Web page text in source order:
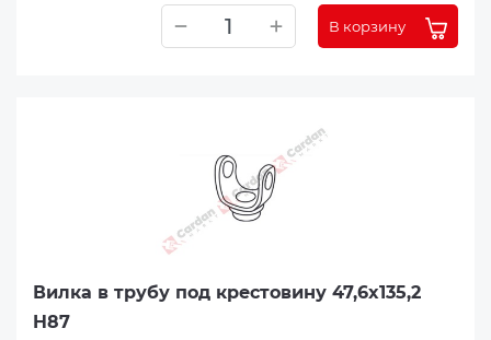
В корзину
Вилка в трубу под крестовину 47,6x135,2
H87